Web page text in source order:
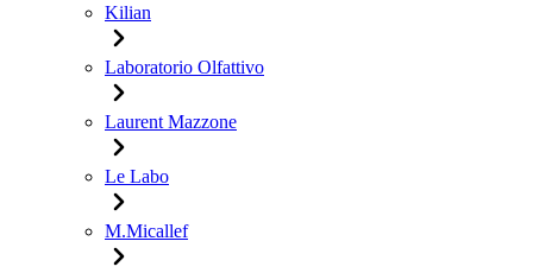
Kilian
Laboratorio Olfattivo
Laurent Mazzone
Le Labo
M.Micallef